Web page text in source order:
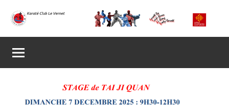
contenu
Karaté
Club
Vernet
Karaté
Club